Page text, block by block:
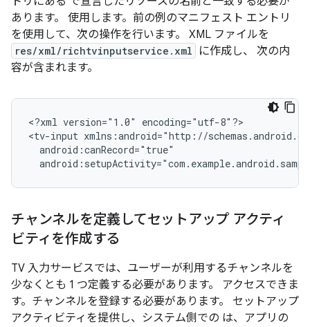
あります。 使用します。前の例のマニフェスト エントリ
を使用して、次の操作を行います。 XML ファイルを
res/xml/richtvinputservice.xml
に作成し、 次の内
容が含まれます。
<?xml version="1.0"
encoding="utf-8"?>
<tv-input
チャンネルを定義してセットアップ アクティ
ビティを作成する
TV 入力サービスでは、ユーザーが利用するチャンネルを
少なくとも 1 つ定義する必要があります。 アクセスできま
す。チャンネルを登録する必要があります。 セットアップ
アクティビティを提供し、システム側での は、アプリの